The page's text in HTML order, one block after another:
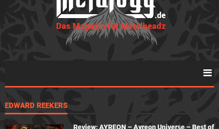
EDWARD REEKERS
Review: AYREON – Ayreon Universe – Best of